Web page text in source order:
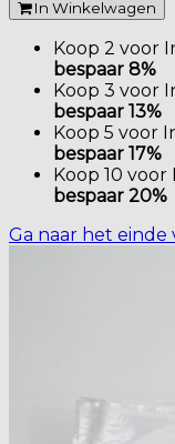
In Winkelwagen
Koop 2 voor
bespaar 8%
Koop 3 voor
bespaar 13%
Koop 5 voor
bespaar 17%
Koop 10 voor
bespaar 20%
Ga naar het